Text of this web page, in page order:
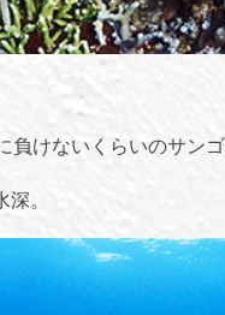
負けないくらいのサン
。